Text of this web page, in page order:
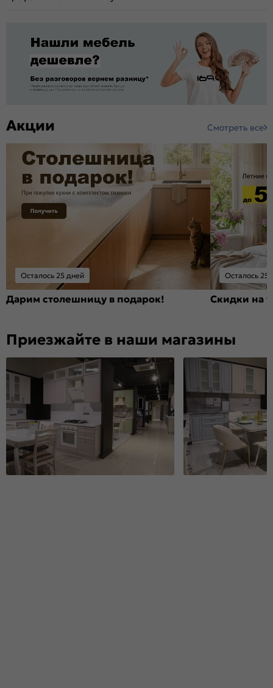
Акции Смотреть все
Осталось 25 дней
Дарим столешницу в подарок!
Осталось 25
Скидки на
Приезжайте в наши магазины